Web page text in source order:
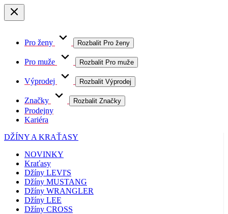
Pro ženy Rozbalit Pro ženy
Pro muže Rozbalit Pro muže
Výprodej Rozbalit Výprodej
Značky Rozbalit Značky
Prodejny
Kariéra
DŽÍNY A KRAŤASY
NOVINKY
Kraťasy
Džíny LEVI'S
Džíny MUSTANG
Džíny WRANGLER
Džíny LEE
Džíny CROSS